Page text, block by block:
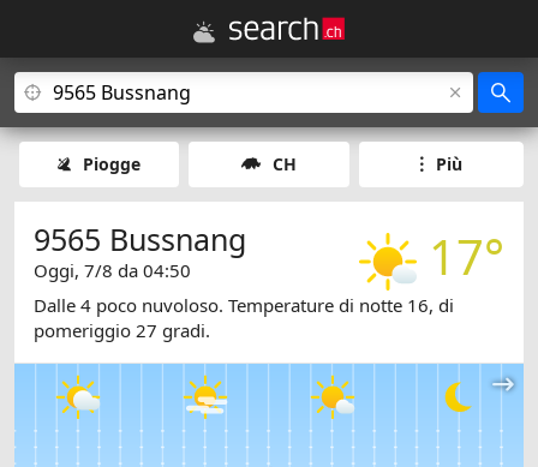
Piogge CH Più
17°
9565 Bussnang
Oggi, 7/8 da 04:50
Dalle 4 poco nuvoloso. Temperature di notte 16, di
pomeriggio 27 gradi.